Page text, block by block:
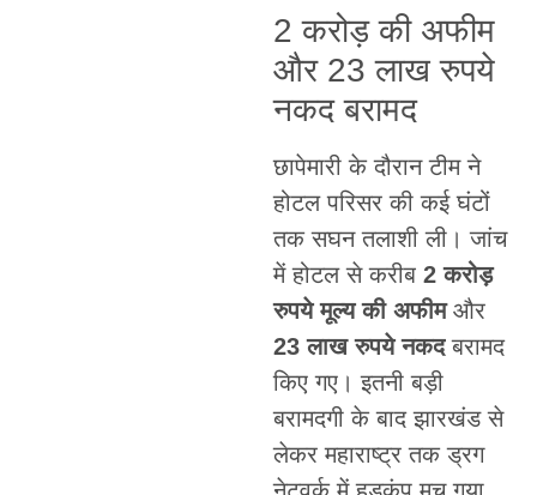
2 करोड़ की अफीम
और 23 लाख रुपये
नकद बरामद
छापेमारी के दौरान टीम ने
होटल परिसर की कई घंटों
तक सघन तलाशी ली। जांच
में होटल से करीब 2 करोड़
रुपये मूल्य की अफीमऔर
23 लाख रुपये नकदबरामद
किए गए। इतनी बड़ी
बरामदगी के बाद झारखंड से
लेकर महाराष्ट्र तक ड्रग